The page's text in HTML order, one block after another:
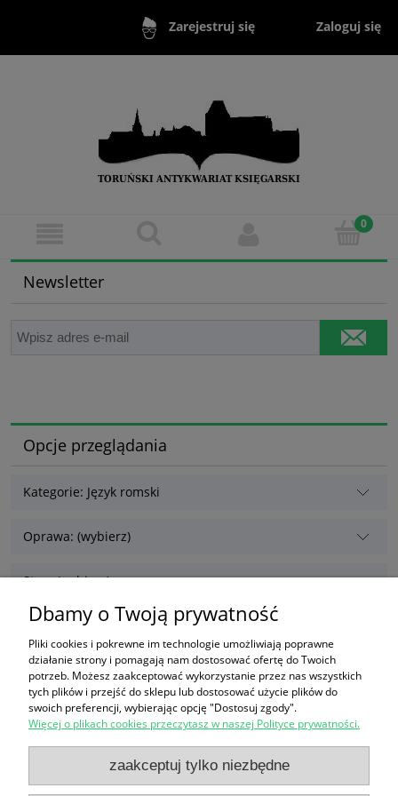
Zarejestruj się Zaloguj się
Newsletter
Opcje przeglądania
Kategorie: Język romski
Oprawa: (wybierz)
Stan: (wybierz)
Miejsce przechowywania: (wybierz)
Nie znaleziono produktów spełniających podane kryteria.
Zakupy
Pomoc
Dbamy o Twoją prywatność
Pliki cookies i pokrewne im technologie umożliwiają poprawne
działanie strony i pomagają nam dostosować ofertę do Twoich
potrzeb. Możesz zaakceptować wykorzystanie przez nas wszystkich
tych plików i przejść do sklepu lub dostosować użycie plików do
swoich preferencji, wybierając opcję "Dostosuj zgody".
Więcej o plikach cookies przeczytasz w naszej Polityce prywatności.
zaakceptuj tylko niezbędne